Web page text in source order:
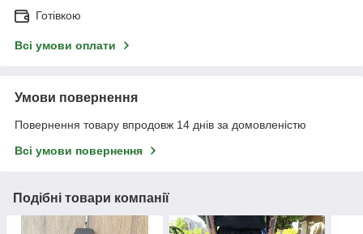
Готівкою
Всі умови оплати
Умови повернення
Повернення товару впродовж 14 днів за домовленістю
Всі умови повернення
Подібні товари компанії